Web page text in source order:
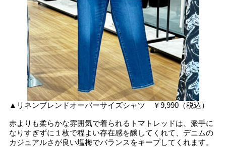
▲リネンブレンドオーバーサイズシャツ ￥9,990（税込）
赤よりも柔らかな雰囲気で着られるトマトレッドは、派手に
なりすぎずに１枚で程よい存在感を醸してくれて、デニムの
カジュアルさが良い塩梅でバランスをキープしてくれます。